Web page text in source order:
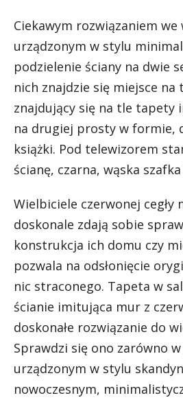
Ciekawym rozwiązaniem we
urządzonym w stylu
podzielenie ściany na dwie
nich znajdzie się miejsce na
znajdujący się na tle tapety
na drugiej prosty w formie,
książki. Pod telewizorem
ścianę, czarna, wąska szafka
Wielbiciele czerwonej cegły
doskonale zdają sobie
konstrukcja ich domu czy
pozwala na odsłonięcie
nic straconego. Tapeta w
ścianie imitująca mur z
doskonałe rozwiązanie do
Sprawdzi się ono zarówno
urządzonym w stylu
nowoczesnym,